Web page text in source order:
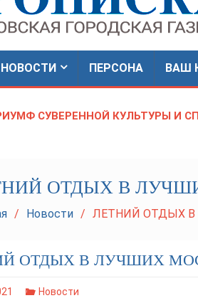
НОВОСТИ ПЕРСОНА ВАШ
СУВЕРЕННОЙ КУЛЬТУРЫ И
ОТДЫХ В
Новости ЛЕТНИЙ ОТДЫХ
ОТДЫХ В ЛУЧШИХ
Новости